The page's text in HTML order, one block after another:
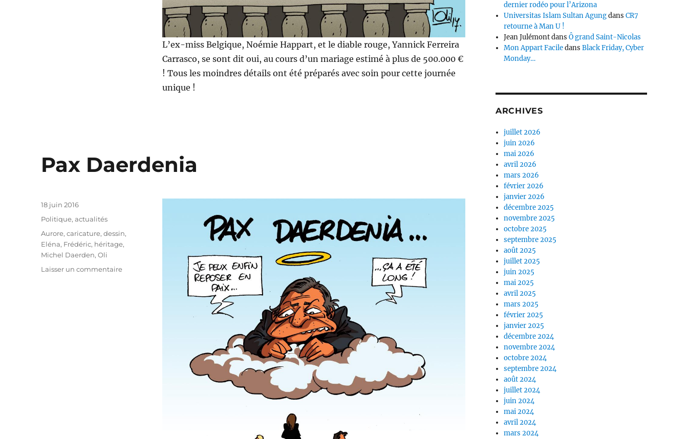
L’ex-miss Belgique, Noémie Happart, et le diable rouge, Yannick Ferreira
Carrasco, se sont dit oui, au cours d’un mariage estimé à plus de 500.000 €
! Tous les moindres détails ont été préparés avec soin pour cette journée
unique !
Pax Daerdenia
Publié
18 juin 2016
Catégories
Politique, actualités
Étiquettes
Aurore,caricature,dessin,
Eléna, Frédéric, héritage,
Michel Daerden,Oli
Laisser un commentairesur
dernier rodéo pour l’Arizona
Universitas Islam Sultan AgungdansCR7
retourne à Man U !
Jean JulémontdansÔ grand Saint-Nicolas
Mon Appart FaciledansBlack Friday, Cyber
Monday…
ARCHIVES
juillet 2026
juin 2026
mai 2026
avril 2026
mars 2026
février 2026
janvier 2026
décembre 2025
novembre 2025
octobre 2025
septembre 2025
août 2025
juillet 2025
juin 2025
mai 2025
avril 2025
mars 2025
février 2025
janvier 2025
décembre 2024
novembre 2024
octobre 2024
septembre 2024
août 2024
juillet 2024
juin 2024
mai 2024
avril 2024
mars 2024